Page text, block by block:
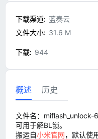
下载渠道 蓝奏云
文件大小
31.6 M
下载 944
概述 历史
文件名：miflash_unlock-
可用于解BL锁。
搬运自小米官网，默认使